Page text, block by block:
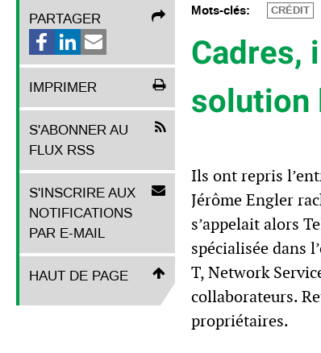
PARTAGER
IMPRIMER
S'ABONNER AU
FLUX RSS
S'INSCRIRE AUX
NOTIFICATIONS
PAR E-MAIL
HAUT DE PAGE
Mots-clés: CRÉDIT
Cadres,
solution
Ils ont repris
Jérôme Engler
s’appelait alors
spécialisée dans
T, Network
collaborateurs.
propriétaires.